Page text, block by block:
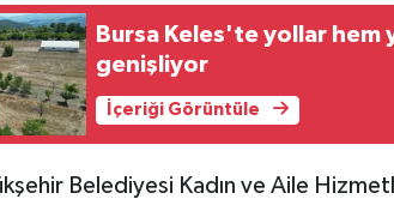
Bursa Keles'te yollar hem
genişliyor
İçeriği Görüntüle
Belediyesi Kadın ve Aile